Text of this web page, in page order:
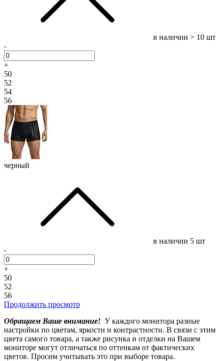
в наличии > 10 шт
-
+
50
52
54
56
черный
в наличии 5 шт
-
+
50
52
56
Продолжить просмотр
Обращаем Ваше внимание! У каждого монитора разные
настройки по цветам, яркости и контрастности. В связи с этим
цвета самого товара, а также рисунка и отделки на Вашем
мониторе могут отличаться по оттенкам от фактических
цветов. Просим учитывать это при выборе товара.